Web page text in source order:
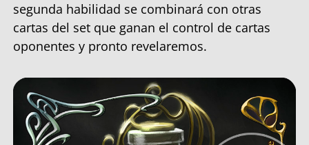
segunda habilidad se combinará con otras
cartas del set que ganan el control de cartas
oponentes y pronto revelaremos.